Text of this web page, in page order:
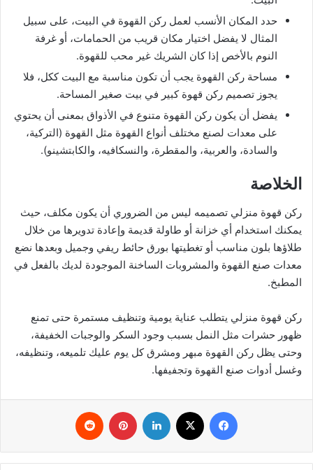
حدد المكان الأنسب لعمل ركن القهوة في البيت، على سبيل
المثال لا يفضل اختيار مكان قريب من الحمامات، أو غرفة
النوم بالأخص إذا كان الشريك غير محب للقهوة.
مساحة ركن القهوة يجب أن تكون مناسبة مع البيت ككل، فلا
يجوز تصميم ركن قهوة كبير في بيت صغير المساحة.
يفضل أن يكون ركن القهوة متنوع في الأذواق بمعنى أن يحتوي
على معدات لصنع مختلف أنواع القهوة مثل القهوة (التركية،
والسادة، والعربية، والمقطرة، والنسكافيه، والكابتشينو).
الخلاصة
ركن قهوة منزلي تصميمه ليس من الضروري أن يكون مكلف، حيث
يمكنك استخدام أي خزانة أو طاولة قديمة وإعادة تدويرها من خلال
طلاؤها بلون مناسب أو تغطيتها بورق حائط ريفي وجميل وبعدها نضع
معدات صنع القهوة والمشروبات الساخنة الموجودة لديك بالفعل في
المطبخ.
ركن قهوة منزلي يتطلب عناية يومية وتنظيف مستمرة حتى تمنع
ظهور حشرات مثل النمل بسبب وجود السكر والوجبات الخفيفة،
وحتى يظل ركن القهوة مبهر ومشرق كل يوم عليك تلميعه، وتنظيفه،
وغسل أدوات صنع القهوة وتجفيفها.